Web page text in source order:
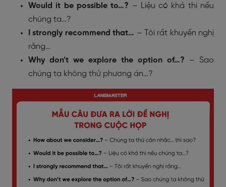
Would it be possible to…? – Liệu có khả thi nếu
chúng ta…?
I strongly recommend that… – Tôi rất khuyến nghị
rằng…
Why don’t we explore the option of…? – Sao
chúng ta không thử phương án…?